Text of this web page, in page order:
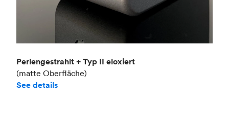
Perlengestrahlt + Typ II eloxiert
(matte Oberfläche)
See details